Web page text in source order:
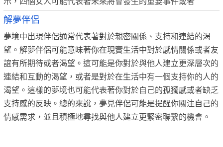
解夢伴侶
夢境中出現伴侶通常代表著對於親密關係、支持和連結的渴
望。解夢伴侶可能意味著你在現實生活中對於感情關係或者友
誼有所期待或者渴望。這可能是你對於與他人建立更深層次的
連結和互動的渴望，或者是對於在生活中有一個支持你的人的
渴望。這樣的夢境也可能代表著你對於自己的孤獨感或者缺乏
支持感的反映。總的來說，夢見伴侶可能是提醒你關注自己的
情感需求，並且積極地尋找與他人建立更緊密聯繫的機會。